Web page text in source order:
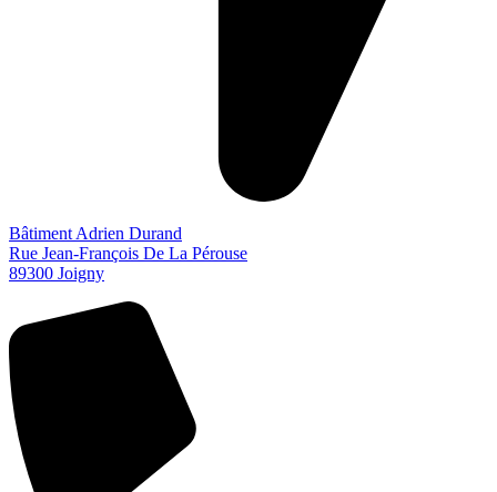
Bâtiment Adrien Durand
Rue Jean-François De La Pérouse
89300 Joigny